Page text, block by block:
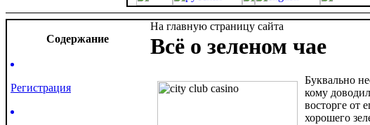
Cодержание
Регистрация
На главную страницу сайта
Всё о зеленом чае
Буквально
кому
восторге от
хорошего